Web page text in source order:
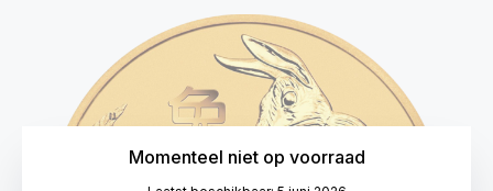
Momenteel niet op voorraad